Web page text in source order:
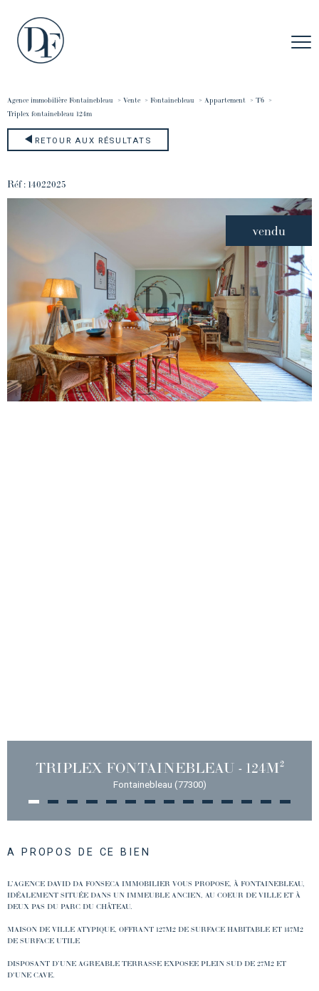
Agence immobilière Fontainebleau Vente Fontainebleau Appartement
T6
triplex fontainebleau 124m
RETOUR AUX RÉSULTATS
Réf : 14022025
vendu
TRIPLEX FONTAINEBLEAU - 124M²
Fontainebleau (77300)
A PROPOS DE CE BIEN
L’AGENCE DAVID DA FONSECA IMMOBILIER VOUS PROPOSE, À FONTAINEBLEAU,
IDÉALEMENT SITUÉE DANS UN IMMEUBLE ANCIEN, AU COEUR DE VILLE ET À
DEUX PAS DU PARC DU CHÂTEAU.
MAISON DE VILLE ATYPIQUE, OFFRANT 127M2 DE SURFACE HABITABLE ET 147M2
DE SURFACE UTILE
DISPOSANT D’UNE AGREABLE TERRASSE EXPOSEE PLEIN SUD DE 27M2 ET
D'UNE CAVE.